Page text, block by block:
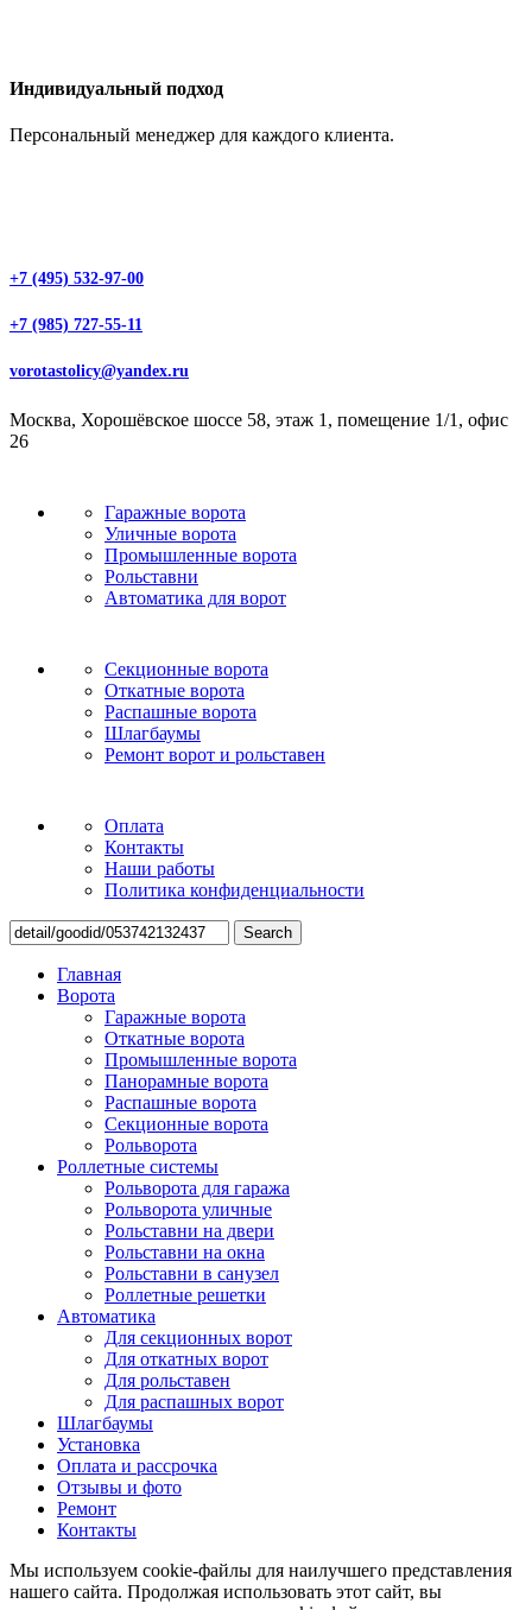
Индивидуальный подход
Персональный менеджер для каждого клиента.
+7 (495) 532-97-00
+7 (985) 727-55-11
vorotastolicy@yandex.ru
Москва, Хорошёвское шоссе 58, этаж 1, помещение 1/1, офис
26
Гаражные ворота
Уличные ворота
Промышленные ворота
Рольставни
Автоматика для ворот
Секционные ворота
Откатные ворота
Распашные ворота
Шлагбаумы
Ремонт ворот и рольставен
Оплата
Контакты
Наши работы
Политика конфиденциальности
Search
Главная
Ворота
Гаражные ворота
Откатные ворота
Промышленные ворота
Панорамные ворота
Распашные ворота
Секционные ворота
Рольворота
Роллетные системы
Рольворота для гаража
Рольворота уличные
Рольставни на двери
Рольставни на окна
Рольставни в санузел
Роллетные решетки
Автоматика
Для секционных ворот
Для откатных ворот
Для рольставен
Для распашных ворот
Шлагбаумы
Установка
Оплата и рассрочка
Отзывы и фото
Ремонт
Контакты
Мы используем cookie-файлы для наилучшего представления
нашего сайта. Продолжая использовать этот сайт, вы